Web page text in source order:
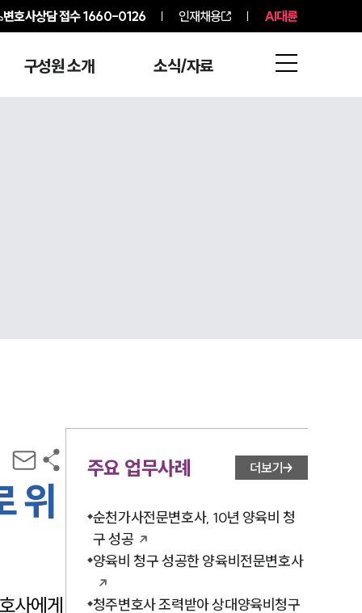
변호사상담 접수1660-0126 인재채용 AI대륜
구성원 소개 소식/자료
위
사에게
주요 업무사례 더보기
순천가사전문변호사, 10년 양육비 청
구 성공
양육비 청구 성공한 양육비전문변호사
청주변호사 조력받아 상대양육비청구